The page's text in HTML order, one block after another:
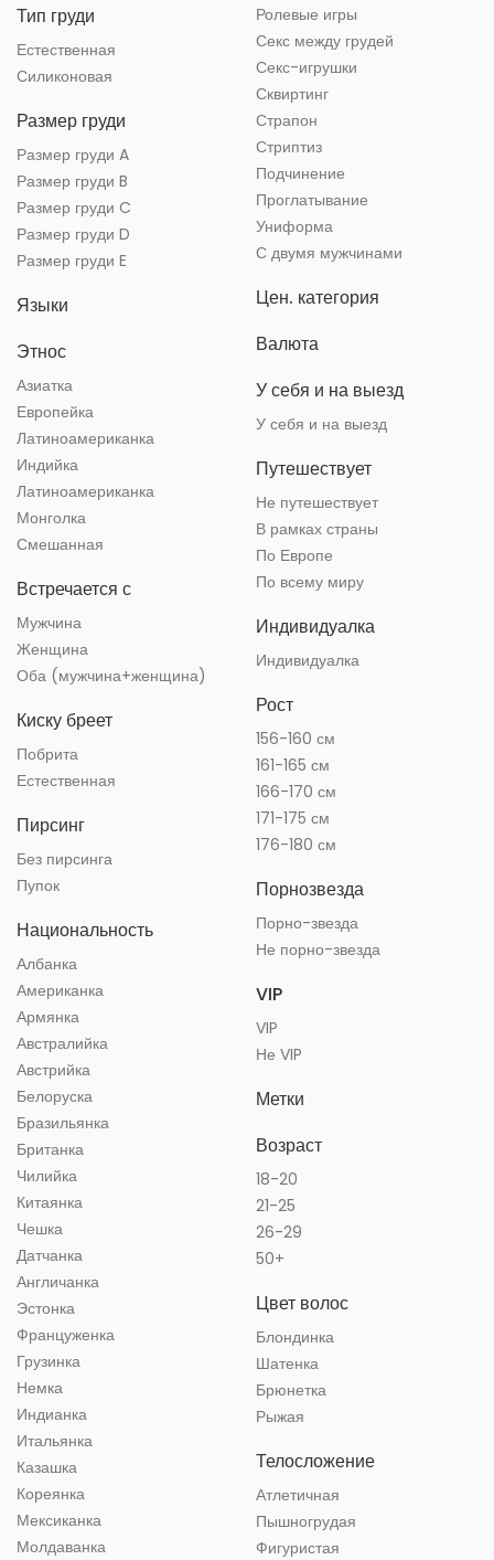
Тип груди
Естественная
Силиконовая
Размер груди
Размер груди A
Размер груди B
Размер груди C
Размер груди D
Размер груди E
Языки
Этнос
Азиатка
Европейка
Латиноамериканка
Индийка
Латиноамериканка
Монголка
Смешанная
Встречается с
Мужчина
Женщина
Оба (мужчина+женщина)
Киску бреет
Побрита
Естественная
Пирсинг
Без пирсинга
Пупок
Национальность
Албанка
Американка
Армянка
Австралийка
Австрийка
Белоруска
Бразильянка
Британка
Чилийка
Китаянка
Чешка
Датчанка
Англичанка
Эстонка
Француженка
Грузинка
Немка
Индианка
Итальянка
Казашка
Кореянка
Мексиканка
Молдаванка
Ролевые игры
Секс между грудей
Секс-игрушки
Сквиртинг
Страпон
Стриптиз
Подчинение
Проглатывание
Униформа
С двумя мужчинами
Цен. категория
Валюта
У себя и на выезд
У себя и на выезд
Путешествует
Не путешествует
В рамках страны
По Европе
По всему миру
Индивидуалка
Индивидуалка
Рост
156-160 см
161-165 см
166-170 см
171-175 см
176-180 см
Порнозвезда
Порно-звезда
Не порно-звезда
VIP
VIP
Не VIP
Метки
Возраст
18-20
21-25
26-29
50+
Цвет волос
Блондинка
Шатенка
Брюнетка
Рыжая
Телосложение
Атлетичная
Пышногрудая
Фигуристая